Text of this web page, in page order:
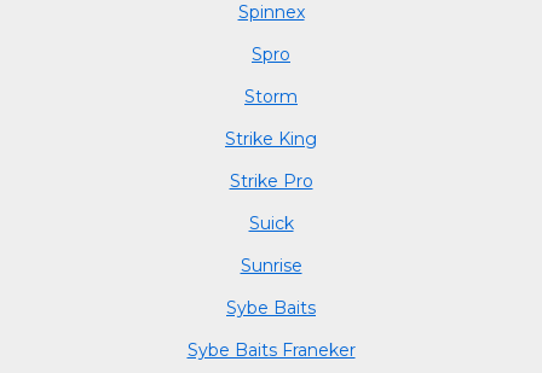
Spinnex
Spro
Storm
Strike King
Strike Pro
Suick
Sunrise
Sybe Baits
Sybe Baits Franeker